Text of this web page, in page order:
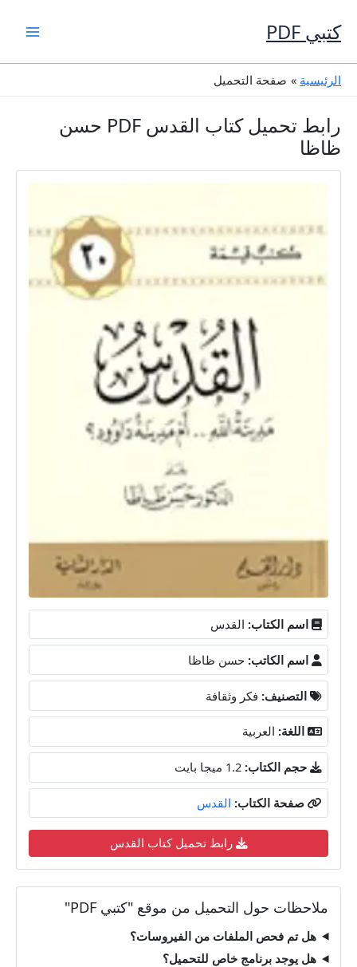
إلى
المحتوى
كتبي PDF
الرئيسية صفحة التحميل
رابط تحميل كتاب القدس PDF حسن
ظاظا
اسم الكتاب: القدس
اسم الكاتب: حسن ظاظا
التصنيف: فكر وثقافة
اللغة: العربية
حجم الكتاب: 1.2 ميجا بايت
صفحة الكتاب: القدس
رابط تحميل كتاب القدس
ملاحظات حول التحميل من موقع "كتبي PDF"
هل تم فحص الملفات من الفيروسات؟
هل يوجد برنامج خاص للتحميل؟